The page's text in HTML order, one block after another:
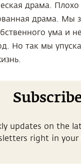
драма. Плохо
драма. Мы
ума и
Но так мы
updates on the
right in your